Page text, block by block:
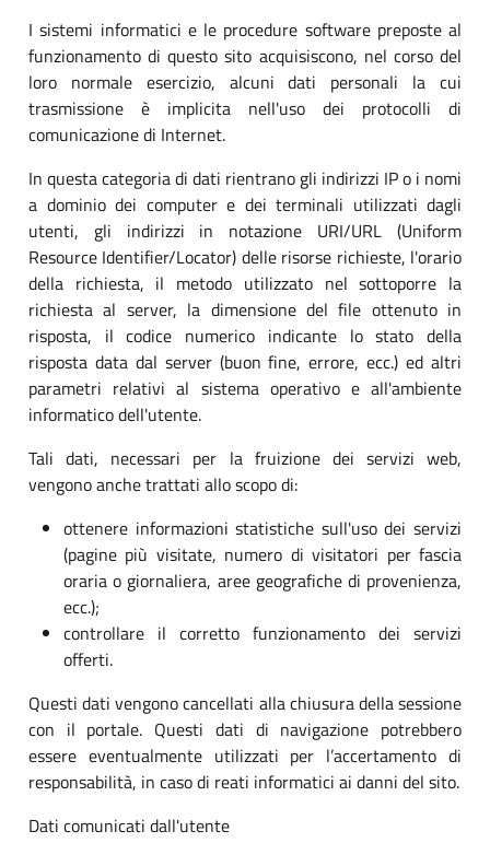
I sistemi informatici e le procedure software preposte al
funzionamento di questo sito acquisiscono, nel corso del
loro normale esercizio, alcuni dati personali la cui
trasmissione è implicita nell'uso dei protocolli di
comunicazione di Internet.
In questa categoria di dati rientrano gli indirizzi IP o i nomi
a dominio dei computer e dei terminali utilizzati dagli
utenti, gli indirizzi in notazione URI/URL (Uniform
Resource Identifier/Locator) delle risorse richieste, l'orario
della richiesta, il metodo utilizzato nel sottoporre la
richiesta al server, la dimensione del file ottenuto in
risposta, il codice numerico indicante lo stato della
risposta data dal server (buon fine, errore, ecc.) ed altri
parametri relativi al sistema operativo e all'ambiente
informatico dell'utente.
Tali dati, necessari per la fruizione dei servizi web,
vengono anche trattati allo scopo di:
ottenere informazioni statistiche sull'uso dei servizi
(pagine più visitate, numero di visitatori per fascia
oraria o giornaliera, aree geografiche di provenienza,
ecc.);
controllare il corretto funzionamento dei servizi
offerti.
Questi dati vengono cancellati alla chiusura della sessione
con il portale. Questi dati di navigazione potrebbero
essere eventualmente utilizzati per l’accertamento di
responsabilità, in caso di reati informatici ai danni del sito.
Dati comunicati dall'utente